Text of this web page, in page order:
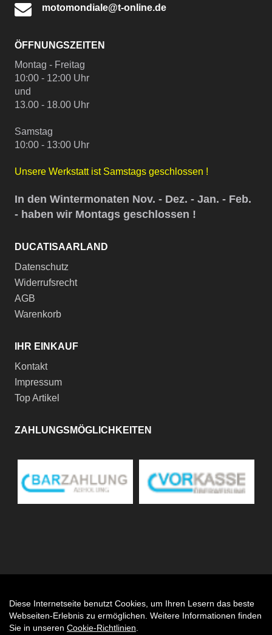
motomondiale@t-online.de
ÖFFNUNGSZEITEN
Montag - Freitag
10:00 - 12:00 Uhr
und
13.00 - 18.00 Uhr
Samstag
10:00 - 13:00 Uhr
Unsere Werkstatt ist Samstags geschlossen !
In den Wintermonaten Nov. - Dez. - Jan. - Feb.
- haben wir Montags geschlossen !
DUCATISAARLAND
Datenschutz
Widerrufsrecht
AGB
Warenkorb
IHR EINKAUF
Kontakt
Impressum
Top Artikel
ZAHLUNGSMÖGLICHKEITEN
Diese Internetseite benutzt Cookies, um Ihren Lesern das beste
Webseiten-Erlebnis zu ermöglichen. Weitere Informationen finden
Sie in unseren Cookie-Richtlinien
Auftrag widerrufen